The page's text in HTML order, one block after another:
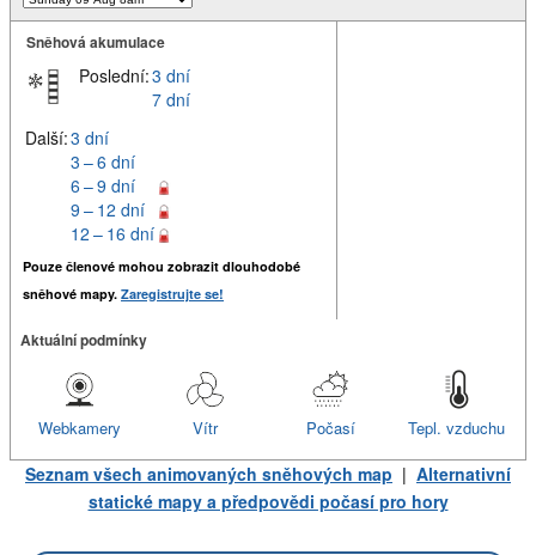
Sněhová akumulace
Poslední:3 dní
7 dní
Další:3 dní
3 – 6 dní
6 – 9 dní
9 – 12 dní
12 – 16 dní
Pouze členové mohou zobrazit dlouhodobé
sněhové mapy. Zaregistrujte se!
Aktuální podmínky
Tepl. vzduchu
Počasí
Vítr
Webkamery
Seznam všech animovaných sněhových map | Alternativní
statické mapy a předpovědi počasí pro hory